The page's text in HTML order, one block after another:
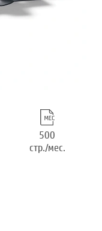
500
стр./мес.